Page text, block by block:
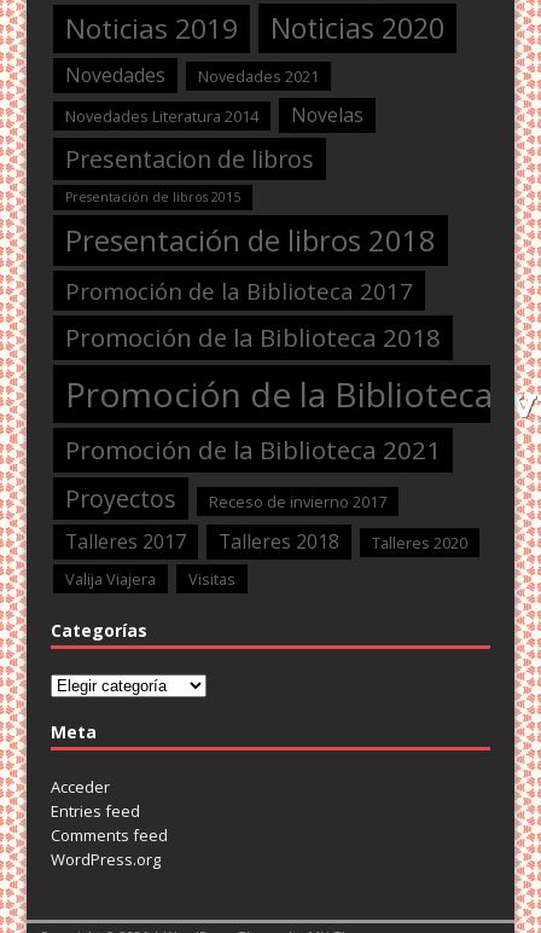
Noticias 2019 Noticias 2020
Novedades
Novedades 2021
Novedades Literatura 2014
Novelas
Presentacion de libros
Presentación de libros 2015
Presentación de libros 2018
Promoción de la Biblioteca 2017
Promoción de la Biblioteca 2018
Promoción de la Biblioteca
Promoción de la Biblioteca 2021
Proyectos Receso de invierno 2017
Talleres 2017 Talleres 2018
Talleres 2020
Valija Viajera
Visitas
Categorías
Categorías
Meta
Acceder
Entries feed
Comments feed
WordPress.org